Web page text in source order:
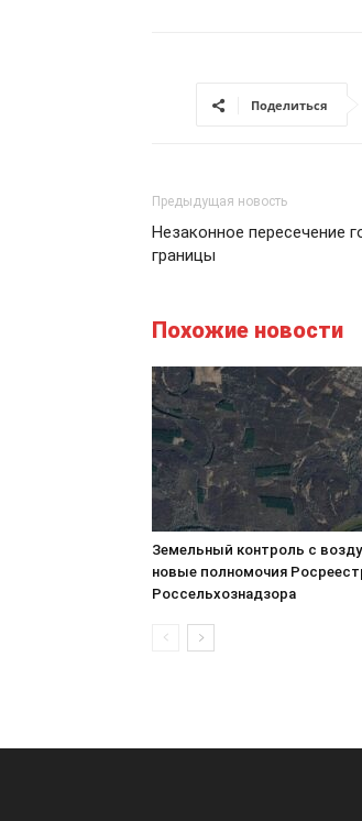
Поделиться
Предыдущая новость
Незаконное пересечение
границы
Похожие новости
Земельный контроль с
новые полномочия
Россельхознадзора